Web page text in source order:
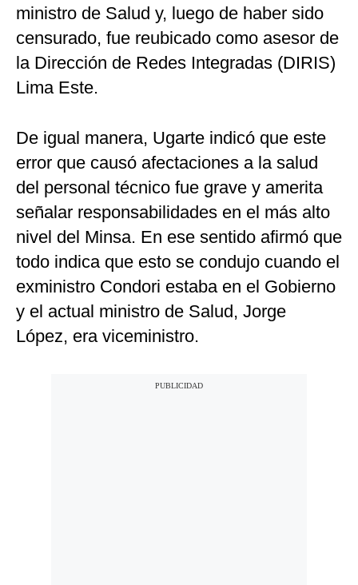
ministro de Salud y, luego de haber sido
censurado, fue reubicado como asesor de
la Dirección de Redes Integradas (DIRIS)
Lima Este.
De igual manera, Ugarte indicó que este
error que causó afectaciones a la salud
del personal técnico fue grave y amerita
señalar responsabilidades en el más alto
nivel del Minsa. En ese sentido afirmó que
todo indica que esto se condujo cuando el
exministro Condori estaba en el Gobierno
y el actual ministro de Salud, Jorge
López, era viceministro.